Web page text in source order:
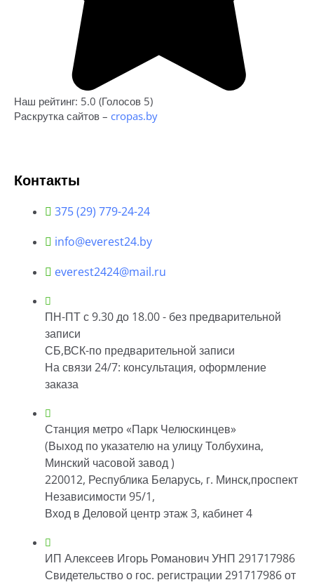
Наш рейтинг: 5.0 (Голосов 5)
Раскрутка сайтов – cropas.by
Контакты
375 (29) 779-24-24
info@everest24.by
everest2424@mail.ru
ПН-ПТ с 9.30 до 18.00 - без предварительной
записи
СБ,ВСК-по предварительной записи
На связи 24/7: консультация, оформление
заказа
Станция метро «Парк Челюскинцев»
(Выход по указателю на улицу Толбухина,
Минский часовой завод )
220012, Республика Беларусь, г. Минск,проспект
Независимости 95/1,
Вход в Деловой центр этаж 3, кабинет 4
ИП Алексеев Игорь Романович УНП 291717986
Свидетельство о гос. регистрации 291717986 от